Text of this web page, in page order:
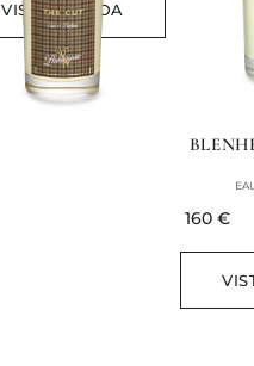
VISTA RÁPIDA
current
160 €